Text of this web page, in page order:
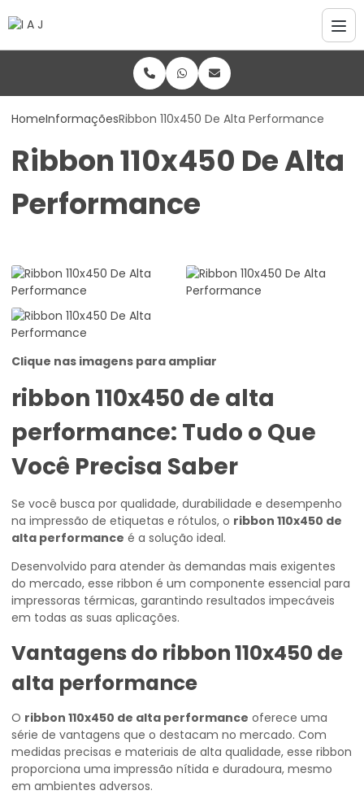
HomeInformaçõesRibbon 110x450 De Alta Performance
Ribbon 110x450 De Alta
Performance
Clique nas imagens para ampliar
ribbon 110x450 de alta
performance: Tudo o Que
Você Precisa Saber
Se você busca por qualidade, durabilidade e desempenho
na impressão de etiquetas e rótulos, o ribbon 110x450 de
alta performance é a solução ideal.
Desenvolvido para atender às demandas mais exigentes
do mercado, esse ribbon é um componente essencial para
impressoras térmicas, garantindo resultados impecáveis
em todas as suas aplicações.
Vantagens do ribbon 110x450 de
alta performance
O ribbon 110x450 de alta performance oferece uma
série de vantagens que o destacam no mercado. Com
medidas precisas e materiais de alta qualidade, esse ribbon
proporciona uma impressão nítida e duradoura, mesmo
em ambientes adversos.